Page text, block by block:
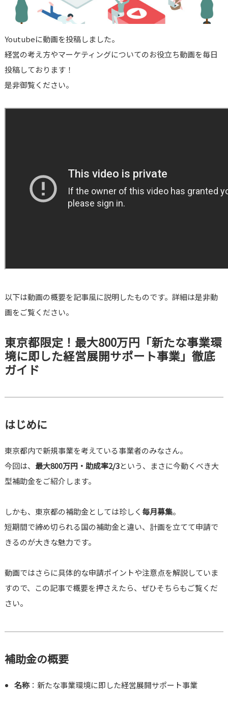
Youtubeに動画を投稿しました。
経営の考え方やマーケティングについてのお役立ち動画を毎日
投稿しております！
是非御覧ください。
以下は動画の概要を記事風に説明したものです。詳細は是非動
画をご覧ください。
東京都限定！最大800万円「新たな事業環
境に即した経営展開サポート事業」徹底
ガイド
はじめに
東京都内で新規事業を考えている事業者のみなさん。
今回は、 最大800万円・助成率2/3という、まさに今動くべき大
型補助金をご紹介します。
しかも、東京都の補助金としては珍しく 毎月募集。
短期間で締め切られる国の補助金と違い、計画を立てて申請で
きるのが大きな魅力です。
動画ではさらに具体的な申請ポイントや注意点を解説していま
すので、この記事で概要を押さえたら、ぜひそちらもご覧くだ
さい。
補助金の概要
名称 ：新たな事業環境に即した経営展開サポート事業